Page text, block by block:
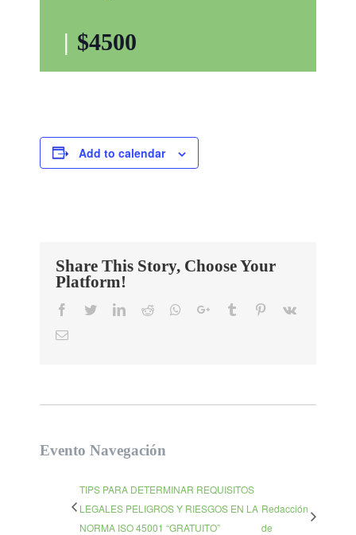
| $4500
Add to calendar
Share This Story, Choose Your
Platform!
Facebook
TwitterLinkedIn
Reddit Whatsapp
Google+Tumblr Pinterest
Vk
Email
Evento Navegación
TIPS PARA DETERMINAR REQUISITOS
LEGALES PELIGROS Y RIESGOS EN LA
NORMA ISO 45001 “GRATUITO”
Redacción
de